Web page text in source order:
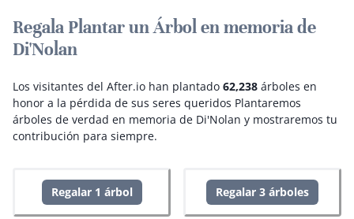
Regala Plantar un Árbol en memoria de
Di'Nolan
Los visitantes del After.io han plantado 62,238 árboles en
honor a la pérdida de sus seres queridos Plantaremos
árboles de verdad en memoria de Di'Nolan y mostraremos tu
contribución para siempre.
Regalar 1 árbol Regalar 3 árboles